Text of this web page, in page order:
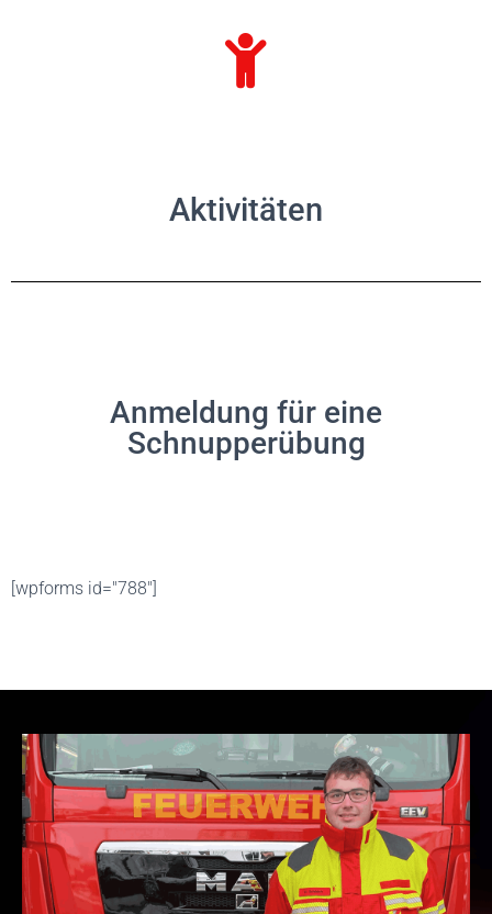
Aktivitäten
Anmeldung für eine
Schnupperübung
[wpforms id="788"]